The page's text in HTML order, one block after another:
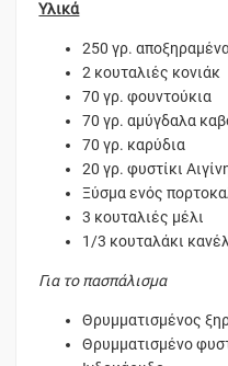
Υλικά
250 γρ.
2 κουταλιές κονιάκ
70 γρ. φουντούκια
70 γρ. αμύγδαλα
70 γρ. καρύδια
20 γρ. φυστίκι
Ξύσμα ενός
3 κουταλιές μέλι
1/3 κουταλάκι
Για το πασπάλισμα
Θρυμματισμένος
Θρυμματισμένο